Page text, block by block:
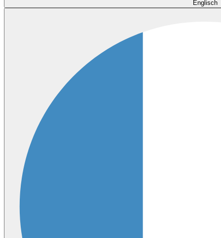
Englisch